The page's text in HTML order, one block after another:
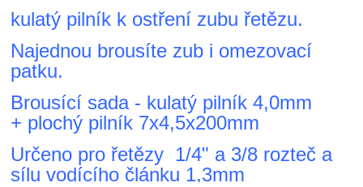
kulatý pilník k ostření zubu řetězu.
Najednou brousíte zub i omezovací
patku.
Brousící sada - kulatý pilník 4,0mm
+ plochý pilník 7x4,5x200mm
Určeno pro řetězy 1/4" a 3/8 rozteč a
sílu vodícího článku 1,3mm